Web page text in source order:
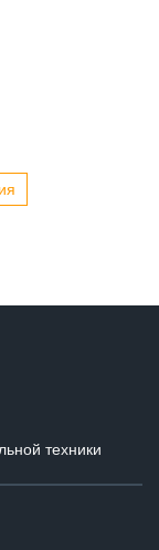
техники